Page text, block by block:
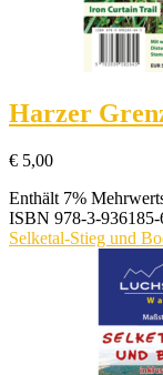
Harzer
€ 5,00
Enthält 7%
ISBN 978-3-
Selketal-Stieg und